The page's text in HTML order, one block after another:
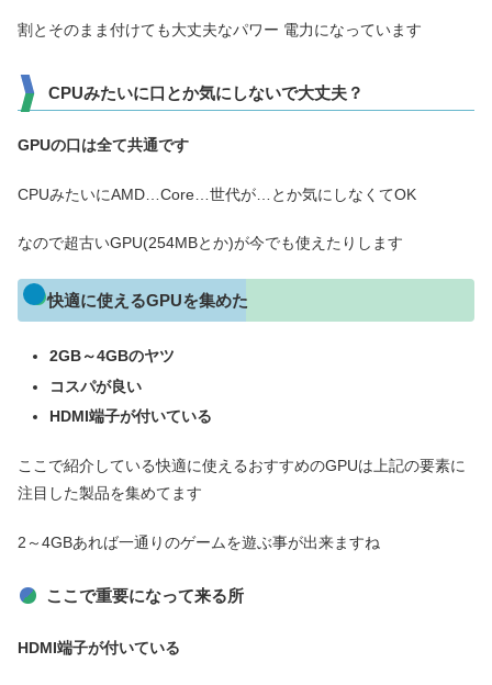
割とそのまま付けても大丈夫なパワー 電力になっています
CPUみたいに口とか気にしないで大丈夫？
GPUの口は全て共通です
CPUみたいにAMD…Core…世代が…とか気にしなくてOK
なので超古いGPU(254MBとか)が今でも使えたりします
快適に使えるGPUを集めた
2GB～4GBのヤツ
コスパが良い
HDMI端子が付いている
ここで紹介している快適に使えるおすすめのGPUは上記の要素に
注目した製品を集めてます
2～4GBあれば一通りのゲームを遊ぶ事が出来ますね
ここで重要になって来る所
HDMI端子が付いている